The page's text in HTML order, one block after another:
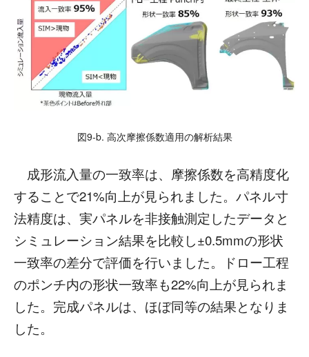
図9-b. 高次摩擦係数適用の解析結果
成形流入量の一致率は、摩擦係数を高精度化
することで21%向上が見られました。パネル寸
法精度は、実パネルを非接触測定したデータと
シミュレーション結果を比較し±0.5mmの形状
一致率の差分で評価を行いました。ドロー工程
のポンチ内の形状一致率も22%向上が見られま
した。完成パネルは、ほぼ同等の結果となりま
した。